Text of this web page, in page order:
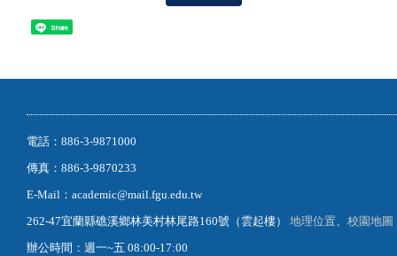
Share
電話：886-3-9871000
傳真：886-3-9870233
E-Mail：academic@mail.fgu.edu.tw
262-47宜蘭縣礁溪鄉林美村林尾路160號（雲起樓） 地理位置
校園地圖
辦公時間：週一~五 08:00-17:00